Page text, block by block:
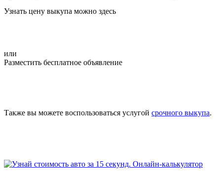
Узнать цену выкупа можно здесь
или
Разместить бесплатное объявление
Также вы можете воспользоваться услугой срочного выкупа.